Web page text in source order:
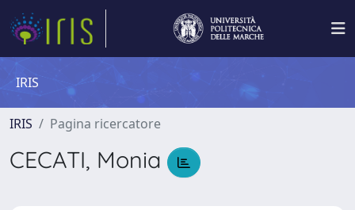
IRIS
IRIS Pagina ricercatore
CECATI, Monia